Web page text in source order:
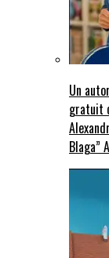
Un
gratuit
Blaga”